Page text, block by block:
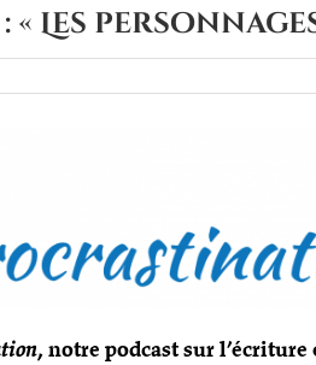
Les
, notre podcast sur